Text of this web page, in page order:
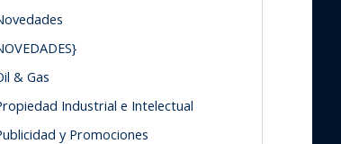
& Gas
Industrial e Intelectual
y Promociones